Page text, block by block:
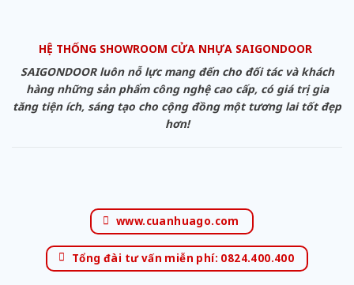
HỆ THỐNG SHOWROOM CỬA NHỰA SAIGONDOOR
SAIGONDOOR luôn nỗ lực mang đến cho đối tác và khách
hàng những sản phẩm công nghệ cao cấp, có giá trị gia
tăng tiện ích, sáng tạo cho cộng đồng một tương lai tốt đẹp
hơn!
www.cuanhuago.com
Tổng đài tư vấn miễn phí: 0824.400.400